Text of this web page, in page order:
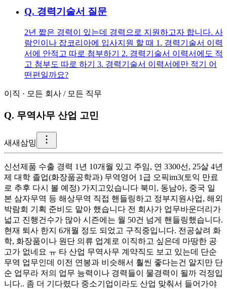
Q. 경력기술서 질문
2년 짧은 경력이 있는데 경력으로 지원하고자 합니다. 사
람인이나 잡코리아에 입사지원 할 때 1. 경력기술서 이력
서에 안적고 따로 첨부하기 2. 경력기술서 이력서에도 적
고 첨부도 따로 하기 3. 경력기술서 이력서에만 적기 어
떤편일까요?
이직 · 모든 회사 / 모든 직무
Q. 무역사무 산업 고민
새새삼밍
신선제품 수출 경력 1년 10개월 있고 주임, 연 3300선, 25살 4년
제 대학 졸업(화장품공학과) 무역영어 1급 오픽im3(토익 만료
로 추후 다시 볼 예정) 가지고있습니다 북미, 동남아, 중국 일
본 삼자무역 등 해상무역 직접 핸들링하고 정부지원사업, 해외
박람회 기획 준비도 맡아 했습니다 전 회사가 업무바운더리가
넓고 진행건수가 많아 시즌에는 월 50건 넘게 핸들링했습니다.
현재 퇴사 한지 6개월 정도 되었고 구직중입니다. 전공살려 화
학, 화장품이나 원단 의류 업계로 이직하고 싶은데 마땅한 공
고가 없네요 ㅠ 타 산업 무역사무 계약직도 보고 있는데 단순
무역 업무인데 이전 연봉과 비슷해서 훨씬 좋다는건 알지만 단
순 업무라 저의 업무 능력이나 경력들이 물경력이 될까 걱정입
니다.. 좀 더 기다렸다 중소기업이라도 산업 맞춰서 들어가야